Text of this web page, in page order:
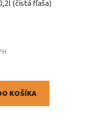
(čistá fľaša)
KOŠÍKA